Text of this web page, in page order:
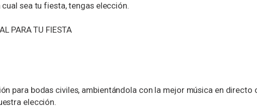
cual sea tu fiesta, tengas elección.
PARA TU FIESTA
para bodas civiles, ambientándola con la mejor música en directo
elección.